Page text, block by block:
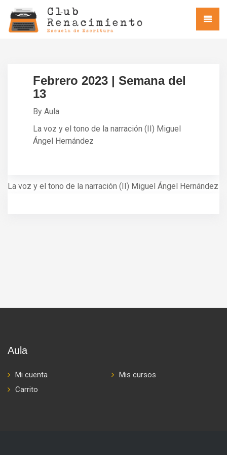
Febrero 2023 | Semana del
13
By Aula
La voz y el tono de la narración (II) Miguel
Ángel Hernández
La voz y el tono de la narración (II) Miguel Ángel Hernández
Aula
Mi cuenta
Mis cursos
Carrito